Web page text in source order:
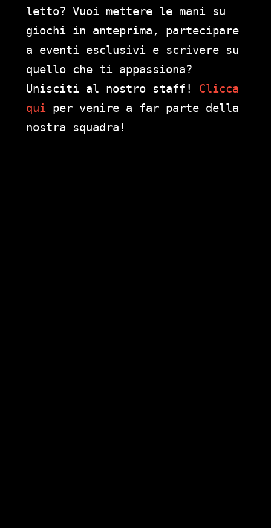
letto? Vuoi mettere le mani su
giochi in anteprima, partecipare
a eventi esclusivi e scrivere su
quello che ti appassiona?
Unisciti al nostro staff! Clicca
qui per venire a far parte della
nostra squadra!